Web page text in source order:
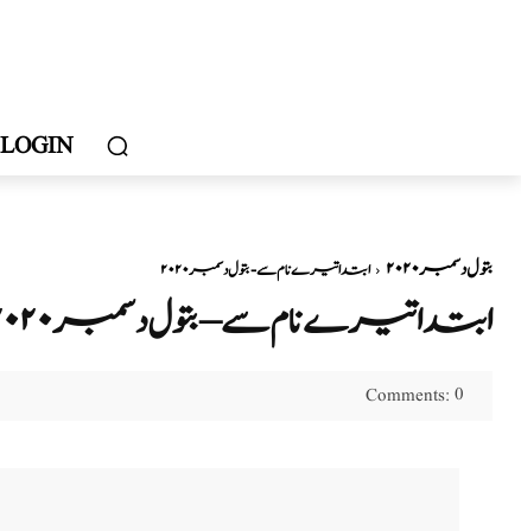
LOGIN
بتول دسمبر ۲۰۲۰ ابتدا تیرے نام سے - بتول دسمبر ۲۰۲۰
ابتدا تیرے نام سے – بتول دسمبر ۲۰۲۰
Comments: 0